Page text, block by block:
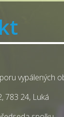
vypálených
783 24, Luká